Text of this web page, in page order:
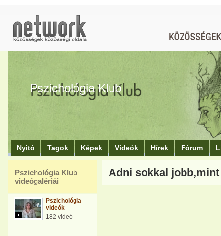
Pszichológia Klub
Nyitó Tagok Képek Videók Hírek Fórum
Pszichológia Klub
videógalériái
Pszichológia
videók
182 videó
Adni sokkal